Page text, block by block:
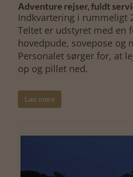
Adventure rejser, fuldt
Indkvartering i rummeligt
Teltet er udstyret med en
hovedpude, sovepose og
Personalet sørger for, at
op og pillet ned.
Læs mere